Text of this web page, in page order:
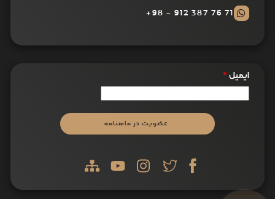
71 76 387 912 - 98+
ایمیل *
عضویت در ماهنامه